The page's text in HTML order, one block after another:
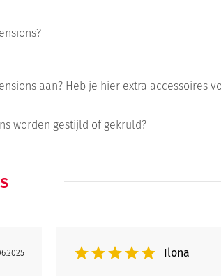
aan? Heb je hier extra accessoires
worden gestijld of gekruld?
Ilona